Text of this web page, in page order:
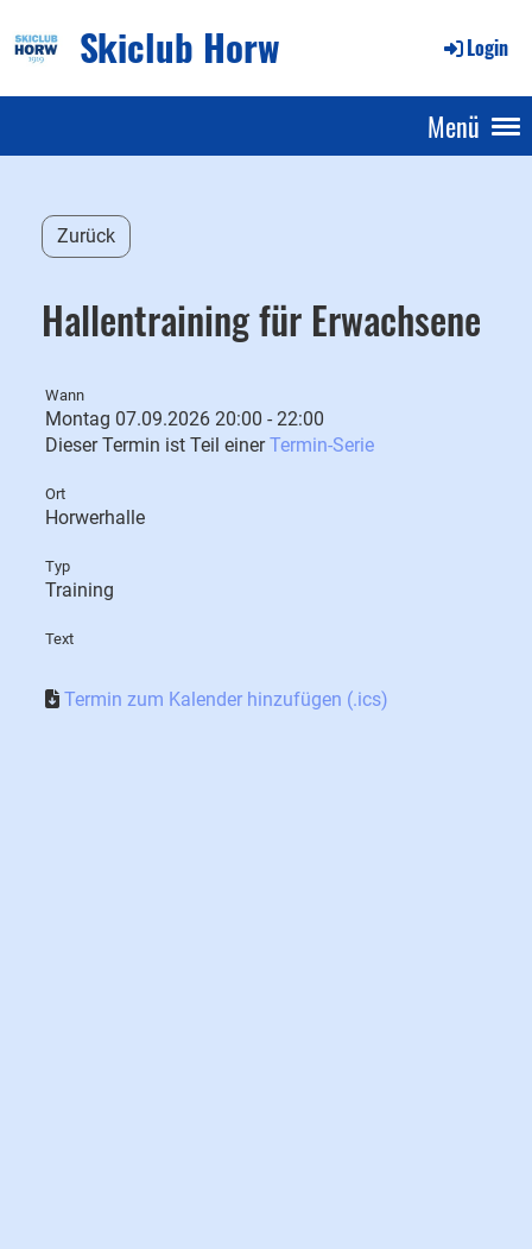
Skiclub Horw Login
Menü
Zurück
Hallentraining für Erwachsene
Wann
Montag 07.09.2026 20:00 - 22:00
Dieser Termin ist Teil einerTermin-Serie
Ort
Horwerhalle
Typ
Training
Text
Termin zum Kalender hinzufügen (.ics)